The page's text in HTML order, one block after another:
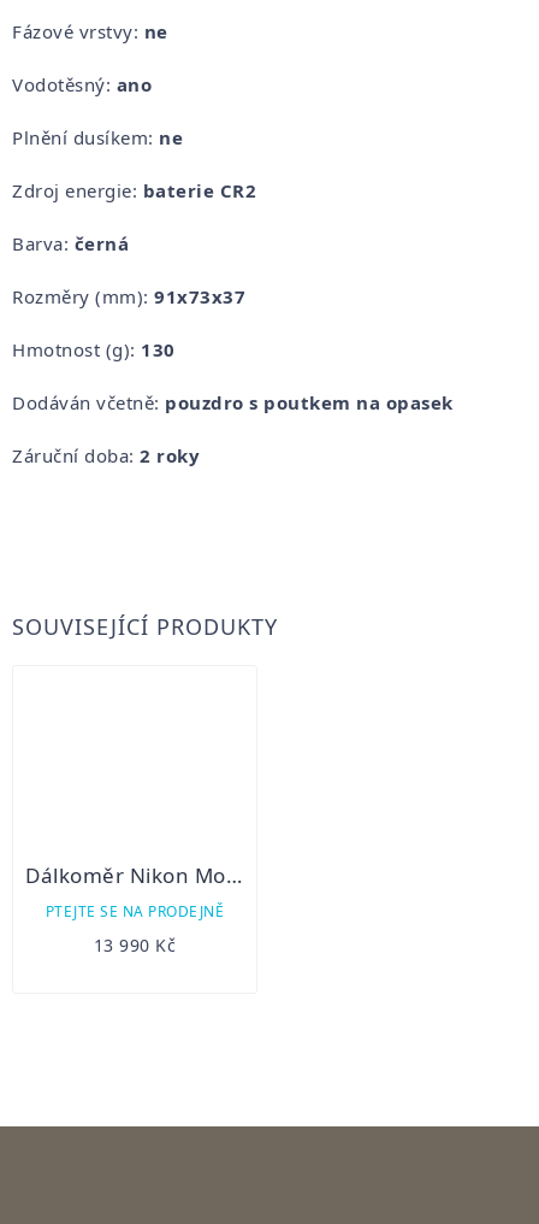
Fázové vrstvy: ne
Vodotěsný: ano
Plnění dusíkem: ne
Zdroj energie: baterie CR2
Barva: černá
Rozměry (mm): 91x73x37
Hmotnost (g): 130
Dodáván včetně: pouzdro s poutkem na opasek
Záruční doba: 2 roky
SOUVISEJÍCÍ PRODUKTY
Dálkoměr Nikon Monarch 3000 STABILIZED
PTEJTE SE NA PRODEJNĚ
13 990 Kč